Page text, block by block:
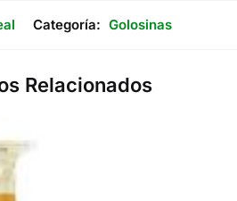
Categoría: Golosinas
Relacionados